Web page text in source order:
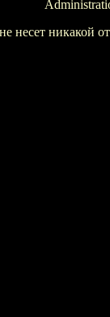
несет никакой